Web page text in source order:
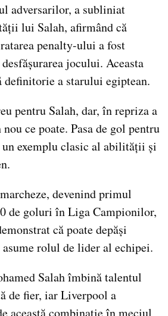
adversarilor, a subliniat
lui Salah, afirmând că
penalty-ului a fost
jocului. Aceasta
definitorie a starului egiptean.
pentru Salah, dar, în repriza a
ce poate. Pasa de gol pentru
exemplu clasic al abilității și
devenind primul
de goluri în Liga Campionilor,
că poate depăși
rolul de lider al echipei.
Salah îmbină talentul
de fier, iar Liverpool a
această combinație în meciul